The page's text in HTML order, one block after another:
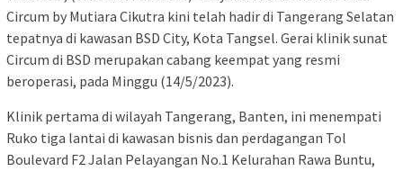
Circum by Mutiara Cikutra kini telah hadir di Tangerang Selatan
tepatnya di kawasan BSD City, Kota Tangsel. Gerai klinik sunat
Circum di BSD merupakan cabang keempat yang resmi
beroperasi, pada Minggu (14/5/2023).
Klinik pertama di wilayah Tangerang, Banten, ini menempati
Ruko tiga lantai di kawasan bisnis dan perdagangan Tol
Boulevard F2 Jalan Pelayangan No.1 Kelurahan Rawa Buntu,